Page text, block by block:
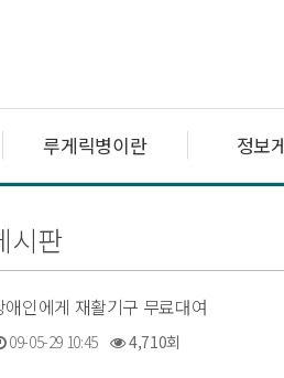
루게릭병이란 정보
시판
애인에게 재활기구 무료대여
09-05-29 10:45 4,710회